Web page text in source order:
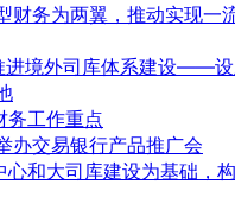
财务为两翼，推动实现一
进境外司库体系建设——
工作重点
办交易银行产品推广会
心和大司库建设为基础，